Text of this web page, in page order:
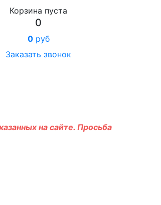
Корзина пуста
0
0руб
Заказать звонок
на сайте. Просьба